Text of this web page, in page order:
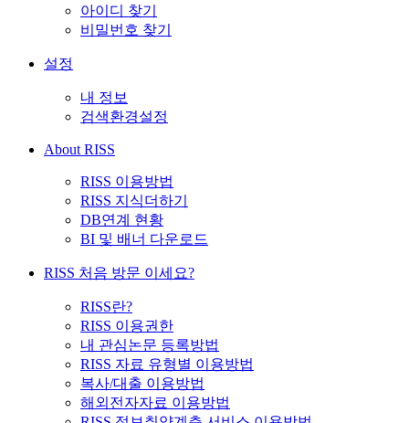
아이디 찾기
비밀번호 찾기
설정
내 정보
검색환경설정
About RISS
RISS 이용방법
RISS 지식더하기
DB연계 현황
BI 및 배너 다운로드
RISS 처음 방문 이세요?
RISS란?
RISS 이용권한
내 관심논문 등록방법
RISS 자료 유형별 이용방법
복사/대출 이용방법
해외전자자료 이용방법